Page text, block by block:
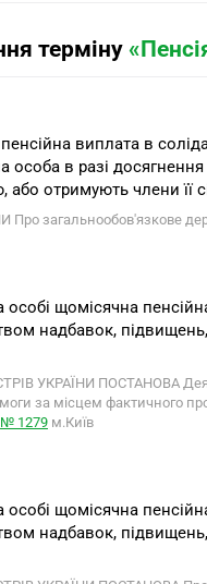
терміну
виплата в
особа в разі
або отримують члени
Про загальнообов'язкове
особі щомісячна
надбавок, підвищень,
УКРАЇНИ ПОСТАНОВА
за місцем фактичного
№ 1279 м.Київ
особі щомісячна
надбавок, підвищень,